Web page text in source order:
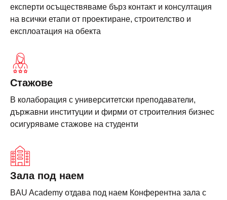
експерти осъществяваме бърз контакт и консултация
на всички етапи от проектиране, строителство и
експлоатация на обекта
Стажове
В колаборация с университетски преподаватели,
държавни институции и фирми от строителния бизнес
осигуряваме стажове на студенти
Зала под наем
BAU Academy отдава под наем Конферентна зала с